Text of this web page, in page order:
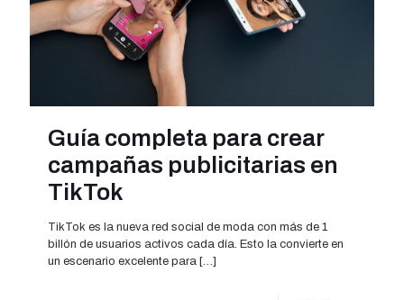
Guía completa para crear
campañas publicitarias en
TikTok
TikTok es la nueva red social de moda con más de 1
billón de usuarios activos cada día. Esto la convierte en
un escenario excelente para […]